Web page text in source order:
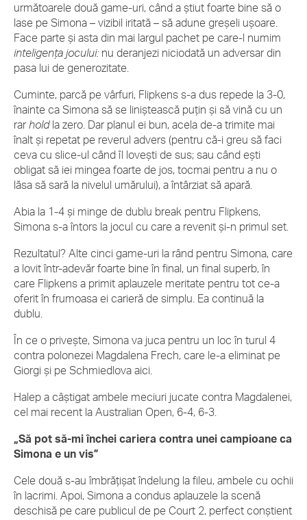
următoarele două game-uri, când a știut foarte bine să o
lase pe Simona – vizibil iritată – să adune greșeli ușoare.
Face parte și asta din mai largul pachet pe care-l numim
inteligența jocului: nu deranjezi niciodată un adversar din
pasa lui de generozitate.
Cuminte, parcă pe vârfuri, Flipkens s-a dus repede la 3-0,
înainte ca Simona să se liniștească puțin și să vină cu un
rarholdla zero. Dar planul ei bun, acela de-a trimite mai
înalt și repetat pe reverul advers (pentru că-i greu să faci
ceva cu slice-ul când îl lovești de sus; sau când ești
obligat să iei mingea foarte de jos, tocmai pentru a nu o
lăsa să sară la nivelul umărului), a întârziat să apară.
Abia la 1-4 și minge de dublu break pentru Flipkens,
Simona s-a întors la jocul cu care a revenit și-n primul set.
Rezultatul? Alte cinci game-uri la rând pentru Simona, care
a lovit într-adevăr foarte bine în final, un final superb, în
care Flipkens a primit aplauzele meritate pentru tot ce-a
oferit în frumoasa ei carieră de simplu. Ea continuă la
dublu.
În ce o privește, Simona va juca pentru un loc în turul 4
contra polonezei Magdalena Frech, care le-a eliminat pe
Giorgi și pe Schmiedlova aici.
Halep a câștigat ambele meciuri jucate contra Magdalenei,
cel mai recent la Australian Open, 6-4, 6-3.
„Să pot să-mi închei cariera contra unei campioane ca
Simona e un vis”
Cele două s-au îmbrățișat îndelung la fileu, ambele cu ochii
în lacrimi. Apoi, Simona a condus aplauzele la scenă
deschisă pe care publicul de pe Court 2, perfect conștient